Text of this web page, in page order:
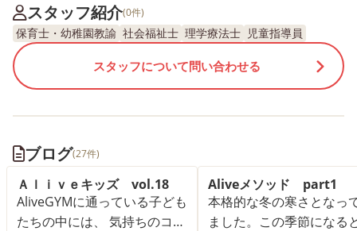
スタッフ紹介(0件)
保育士・幼稚園教諭 社会福祉士 理学療法士 児童指導員
スタッフについて問い合わせる
ブログ(27件)
Ａｌｉｖｅキッズ vol.18
AliveGYMに通っている子ども
たちの中には、 気持ちのコン
Aliveメソッド part1
本格的な冬の寒さとなっ
ました。この季節になる